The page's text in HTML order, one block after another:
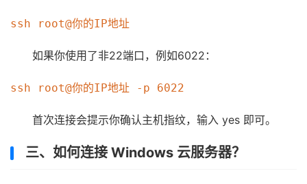
如果你使用了非22端口，例如6022：
首次连接会提示你确认主机指纹，输入 yes 即可。
三、如何连接 Windows 云服务器？